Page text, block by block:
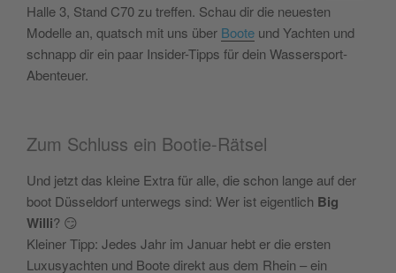
Halle 3, Stand C70 zu treffen. Schau dir die neuesten
Modelle an, quatsch mit uns über Boote und Yachten und
schnapp dir ein paar Insider-Tipps für dein Wassersport-
Abenteuer.
Zum Schluss ein Bootie-Rätsel
Und jetzt das kleine Extra für alle, die schon lange auf der
boot Düsseldorf unterwegs sind: Wer ist eigentlich Big
Willi? 😏
Kleiner Tipp: Jedes Jahr im Januar hebt er die ersten
Luxusyachten und Boote direkt aus dem Rhein – ein